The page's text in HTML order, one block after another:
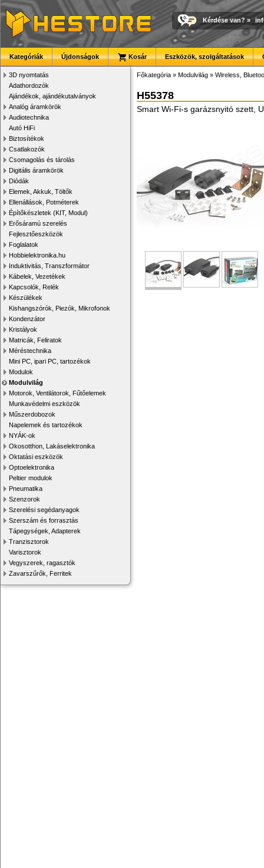
Kérdése van? »
Kategóriák Újdonságok Kosár Eszközök, szolgáltatások
3D nyomtatás
Adathordozók
Ajándékok, ajándékutalványok
Analóg áramkörök
Audiotechnika
Autó HiFi
Biztosítékok
Csatlakozók
Csomagolás és tárolás
Digitális áramkörök
Diódák
Elemek, Akkuk, Töltők
Ellenállások, Potméterek
Építőkészletek (KIT, Modul)
Erősáramú szerelés
Fejlesztőeszközök
Foglalatok
Hobbielektronika.hu
Induktivitás, Transzformátor
Kábelek, Vezetékek
Kapcsolók, Relék
Készülékek
Kishangszórók, Piezók, Mikrofonok
Kondenzátor
Kristályok
Matricák, Feliratok
Méréstechnika
Mini PC, ipari PC, tartozékok
Modulok
Modulvilág
Motorok, Ventilátorok, Fűtőelemek
Munkavédelmi eszközök
Műszerdobozok
Napelemek és tartozékok
NYÁK-ok
Okosotthon, Lakáselektronika
Oktatási eszközök
Optoelektronika
Peltier modulok
Pneumatika
Szenzorok
Szerelési segédanyagok
Szerszám és forrasztás
Tápegységek, Adapterek
Tranzisztorok
Varisztorok
Vegyszerek, ragasztók
Zavarszűrők, Ferritek
Főkategória » Modulvilág » Wireless,
H55378
Smart Wi-Fi-s garázsnyitó szett,